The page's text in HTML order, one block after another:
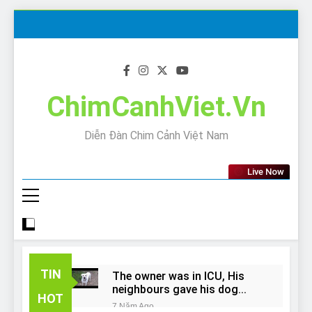
ChimCanhViet.Vn
Diễn Đàn Chim Cảnh Việt Nam
Live Now
TIN
HOT
The owner was in ICU, His
neighbours gave his dog
away!
7 Năm Ago